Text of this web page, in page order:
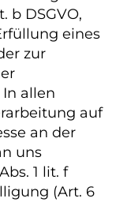
b DSGVO,
eines
zur
allen
auf
an der
uns
1 lit. f
(Art. 6